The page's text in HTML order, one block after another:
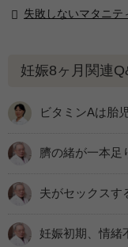
失敗しないマタニテ
妊娠8ヶ月関連
ビタミンAは胎
臍の緒が一本足
夫がセックスす
妊娠初期、情緒